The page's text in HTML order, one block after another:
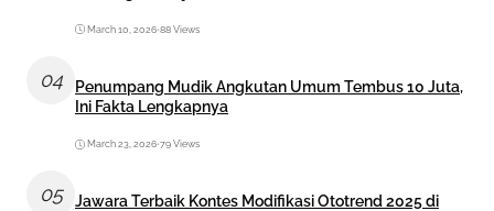
March 10, 2026•88 Views
04
Penumpang Mudik Angkutan Umum Tembus 10 Juta,
Ini Fakta Lengkapnya
March 23, 2026•79 Views
05
Jawara Terbaik Kontes Modifikasi Ototrend 2025 di